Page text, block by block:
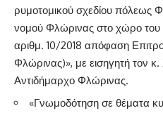
ρυμοτομικού σχεδίου πόλεως
νομού Φλώρινας στο χώρο του
αριθμ. 10/2018 απόφαση
Φλώρινας)», με εισηγητή τον
Αντιδήμαρχο Φλώρινας.
«Γνωμοδότηση σε θέματα